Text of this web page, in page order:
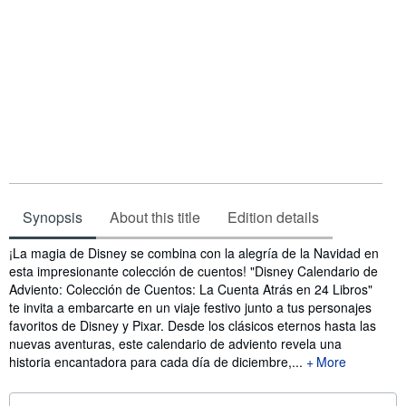
Synopsis About this title Edition details
Synopsis
¡La magia de Disney se combina con la alegría de la Navidad en
esta impresionante colección de cuentos! "Disney Calendario de
Adviento: Colección de Cuentos: La Cuenta Atrás en 24 Libros"
te invita a embarcarte en un viaje festivo junto a tus personajes
favoritos de Disney y Pixar. Desde los clásicos eternos hasta las
nuevas aventuras, este calendario de adviento revela una
historia encantadora para cada día de diciembre,...
More